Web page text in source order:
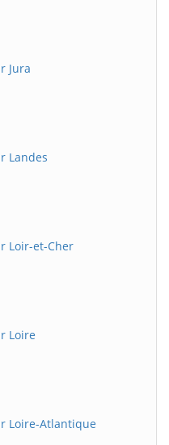
Jura
Landes
Loir-et-Cher
Loire
Loire-Atlantique